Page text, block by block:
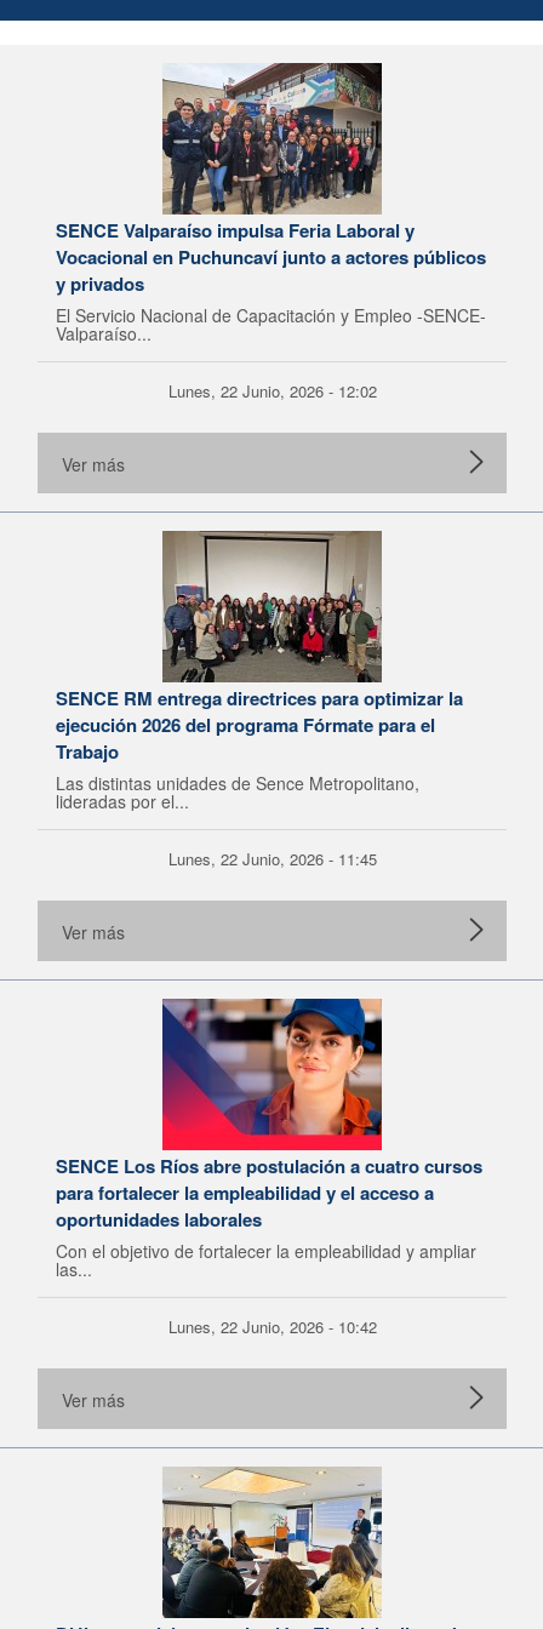
SENCE Valparaíso impulsa Feria Laboral y
Vocacional en Puchuncaví junto a actores públicos
y privados
El Servicio Nacional de Capacitación y Empleo -SENCE-
Valparaíso...
Lunes, 22 Junio, 2026 - 12:02
Ver más
SENCE RM entrega directrices para optimizar la
ejecución 2026 del programa Fórmate para el
Trabajo
Las distintas unidades de Sence Metropolitano,
lideradas por el...
Lunes, 22 Junio, 2026 - 11:45
Ver más
SENCE Los Ríos abre postulación a cuatro cursos
para fortalecer la empleabilidad y el acceso a
oportunidades laborales
Con el objetivo de fortalecer la empleabilidad y ampliar
las...
Lunes, 22 Junio, 2026 - 10:42
Ver más